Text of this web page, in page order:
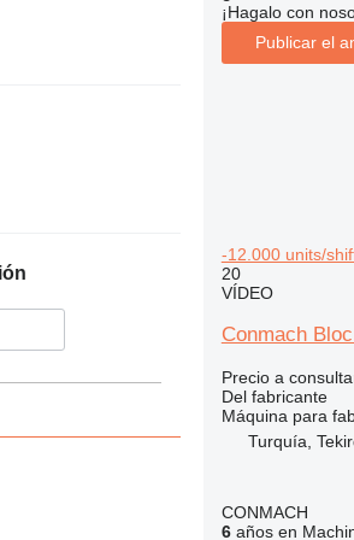
¡Hagalo con
Publicar el
-12.000 units/
20
VÍDEO
Conmach
Precio a
Del fabricante
Máquina para
Turquía,
CONMACH
6años en